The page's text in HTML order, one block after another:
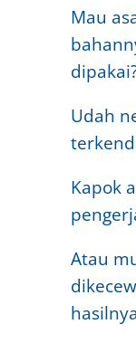
Mau
Udah
Kapok
Atau